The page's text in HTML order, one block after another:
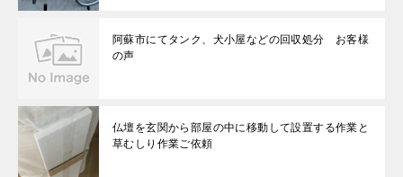
阿蘇市にてタンク、犬小屋などの回収処分 お客様
の声
仏壇を玄関から部屋の中に移動して設置する作業と
草むしり作業ご依頼